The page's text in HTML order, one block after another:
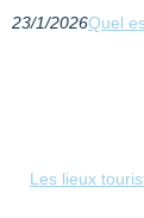
23/1/2026Quel
Les lieux